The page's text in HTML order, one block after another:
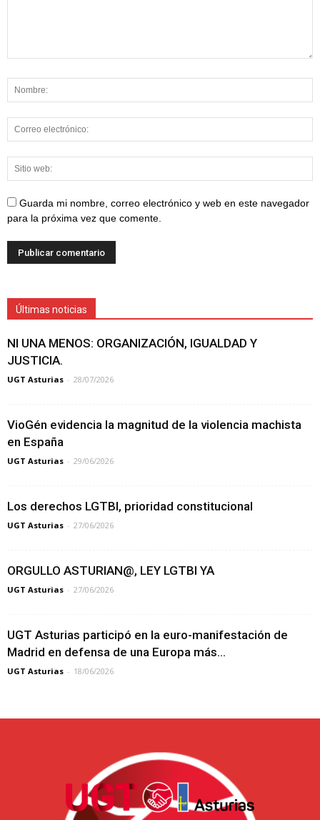
Guarda mi nombre, correo electrónico y web en este navegador
para la próxima vez que comente.
Últimas noticias
NI UNA MENOS: ORGANIZACIÓN, IGUALDAD Y
JUSTICIA.
UGT Asturias - 28/07/2026
VioGén evidencia la magnitud de la violencia machista
en España
UGT Asturias - 29/06/2026
Los derechos LGTBI, prioridad constitucional
UGT Asturias - 27/06/2026
ORGULLO ASTURIAN@, LEY LGTBI YA
UGT Asturias - 27/06/2026
UGT Asturias participó en la euro-manifestación de
Madrid en defensa de una Europa más...
UGT Asturias - 18/06/2026